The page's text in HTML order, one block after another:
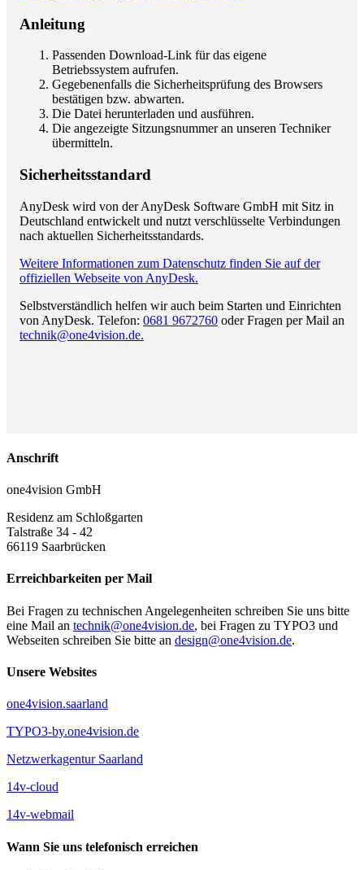
Anleitung
Passenden Download-Link für das eigene
Betriebssystem aufrufen.
Gegebenenfalls die Sicherheitsprüfung des Browsers
bestätigen bzw. abwarten.
Die Datei herunterladen und ausführen.
Die angezeigte Sitzungsnummer an unseren Techniker
übermitteln.
Sicherheitsstandard
AnyDesk wird von der AnyDesk Software GmbH mit Sitz in
Deutschland entwickelt und nutzt verschlüsselte Verbindungen
nach aktuellen Sicherheitsstandards.
Weitere Informationen zum Datenschutz finden Sie auf der
offiziellen Webseite von AnyDesk.
Selbstverständlich helfen wir auch beim Starten und Einrichten
von AnyDesk. Telefon: 0681 9672760 oder Fragen per Mail an
technik@one4vision.de.
Anschrift
one4vision GmbH
Residenz am Schloßgarten
Talstraße 34 - 42
66119 Saarbrücken
Erreichbarkeiten per Mail
Bei Fragen zu technischen Angelegenheiten schreiben Sie uns bitte
eine Mail an technik@one4vision.de, bei Fragen zu TYPO3 und
Webseiten schreiben Sie bitte an design@one4vision.de.
Unsere Websites
one4vision.saarland
TYPO3-by.one4vision.de
Netzwerkagentur Saarland
14v-cloud
14v-webmail
Wann Sie uns telefonisch erreichen